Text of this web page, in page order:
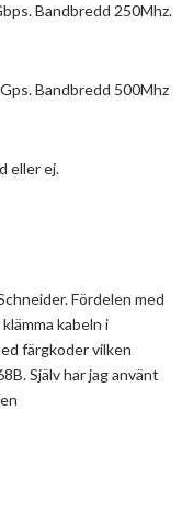
Bandbredd 250Mhz.
Bandbredd 500Mhz
eller ej.
Fördelen med
kabeln i
färgkoder vilken
Själv har jag använt